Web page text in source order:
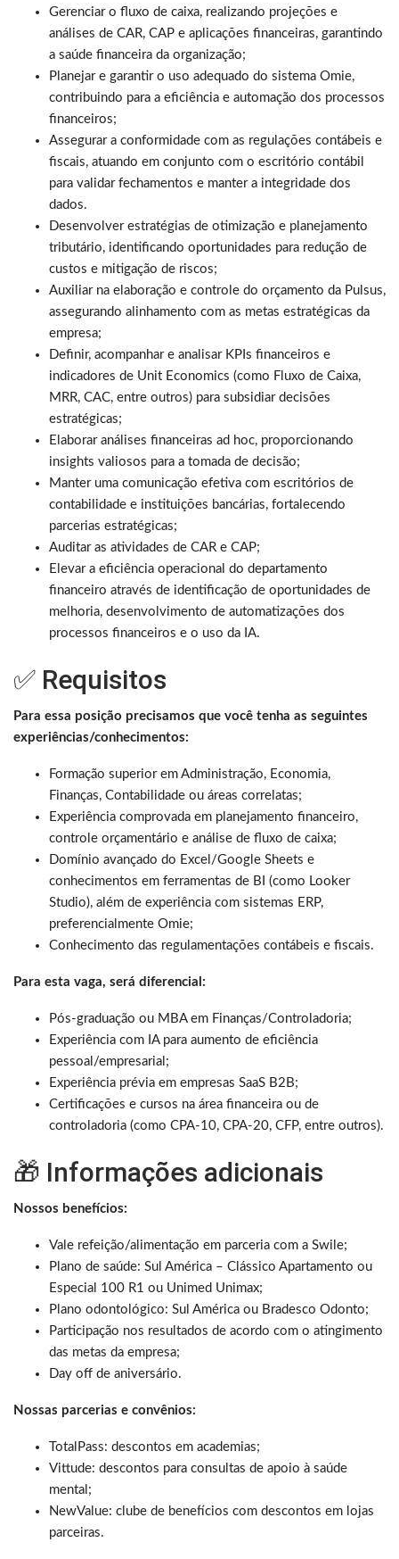
Gerenciar o fluxo de caixa, realizando projeções e
análises de CAR, CAP e aplicações financeiras, garantindo
a saúde financeira da organização;
Planejar e garantir o uso adequado do sistema Omie,
contribuindo para a eficiência e automação dos processos
financeiros;
Assegurar a conformidade com as regulações contábeis e
fiscais, atuando em conjunto com o escritório contábil
para validar fechamentos e manter a integridade dos
dados.
Desenvolver estratégias de otimização e planejamento
tributário, identificando oportunidades para redução de
custos e mitigação de riscos;
Auxiliar na elaboração e controle do orçamento da Pulsus,
assegurando alinhamento com as metas estratégicas da
empresa;
Definir, acompanhar e analisar KPIs financeiros e
indicadores de Unit Economics (como Fluxo de Caixa,
MRR, CAC, entre outros) para subsidiar decisões
estratégicas;
Elaborar análises financeiras ad hoc, proporcionando
insights valiosos para a tomada de decisão;
Manter uma comunicação efetiva com escritórios de
contabilidade e instituições bancárias, fortalecendo
parcerias estratégicas;
Auditar as atividades de CAR e CAP;
Elevar a eficiência operacional do departamento
financeiro através de identificação de oportunidades de
melhoria, desenvolvimento de automatizações dos
processos financeiros e o uso da IA.
✅ Requisitos
Para essa posição precisamos que você tenha as seguintes
experiências/conhecimentos:
Formação superior em Administração, Economia,
Finanças, Contabilidade ou áreas correlatas;
Experiência comprovada em planejamento financeiro,
controle orçamentário e análise de fluxo de caixa;
Domínio avançado do Excel/Google Sheets e
conhecimentos em ferramentas de BI (como Looker
Studio), além de experiência com sistemas ERP,
preferencialmente Omie;
Conhecimento das regulamentações contábeis e fiscais.
Para esta vaga, será diferencial:
Pós-graduação ou MBA em Finanças/Controladoria;
Experiência com IA para aumento de eficiência
pessoal/empresarial;
Experiência prévia em empresas SaaS B2B;
Certificações e cursos na área financeira ou de
controladoria (como CPA-10, CPA-20, CFP, entre outros).
🎁 Informações adicionais
Nossos benefícios:
Vale refeição/alimentação em parceria com a Swile;
Plano de saúde: Sul América – Clássico Apartamento ou
Especial 100 R1 ou Unimed Unimax;
Plano odontológico: Sul América ou Bradesco Odonto;
Participação nos resultados de acordo com o atingimento
das metas da empresa;
Day off de aniversário.
Nossas parcerias e convênios:
TotalPass: descontos em academias;
Vittude: descontos para consultas de apoio à saúde
mental;
NewValue: clube de benefícios com descontos em lojas
parceiras.